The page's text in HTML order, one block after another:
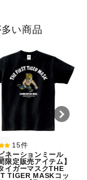
い商品
15件
ネーションミール
限定販売アイテム】
イガーマスクTHE
TIGER MASKコッ